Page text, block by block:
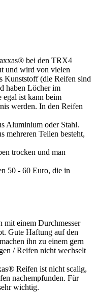
bei den TRX4
und wird von vielen
Kunststoff (die Reifen sind
haben Löcher im
egal ist kann beim
werden. In den Reifen
Aluminium oder Stahl.
mehreren Teilen besteht,
trocken und man
50 - 60 Euro, die in
einem Durchmesser
Gute Haftung auf den
ihn zu einem gern
/ Reifen nicht wechselt
Reifen ist nicht scalig,
nachempfunden. Für
wichtig.